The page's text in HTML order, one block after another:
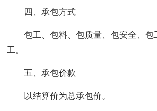
四、承包方式
包工、包料、包质量、包安全、包
工。
五、承包价款
以结算价为总承包价。